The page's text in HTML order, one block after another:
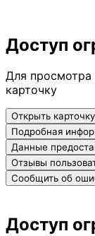
Доступ
Для
карточку
Открыть карточку
Подробная
Данные
Отзывы
Сообщить об
Доступ